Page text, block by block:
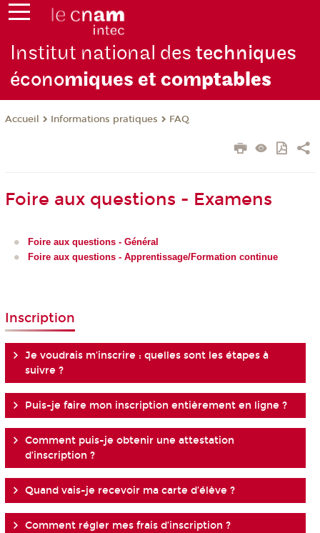
Institut national destechniques
économiques et comptables
Accueil Informations pratiques FAQ
Foire aux questions - Examens
Foire aux questions - Général
Foire aux questions - Apprentissage/Formation continue
Inscription
Je voudrais m’inscrire : quelles sont les étapes à
suivre ?
Puis-je faire mon inscription entièrement en ligne ?
Comment puis-je obtenir une attestation
d’inscription ?
Quand vais-je recevoir ma carte d’élève ?
Comment régler mes frais d’inscription ?